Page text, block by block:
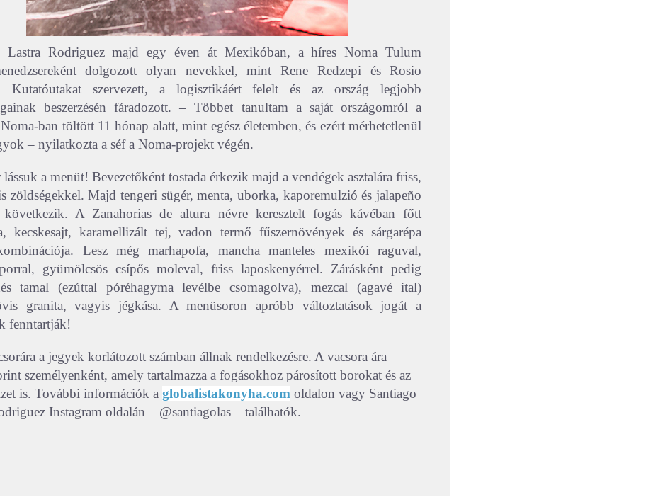
Lastra Rodriguez majd egy éven át Mexikóban, a híres Noma Tulum
dolgozott olyan nevekkel, mint Rene Redzepi és Rosio
Kutatóutakat szervezett, a logisztikáért felelt és az ország legjobb
beszerzésén fáradozott. – Többet tanultam a saját országomról a
ban töltött 11 hónap alatt, mint egész életemben, és ezért mérhetetlenül
– nyilatkozta a séf a Noma-projekt végén.
a menüt! Bevezetőként tostada érkezik majd a vendégek asztalára friss,
zöldségekkel. Majd tengeri sügér, menta, uborka, kaporemulzió és jalapeño
következik. A Zanahorias de altura névre keresztelt fogás kávéban főtt
kecskesajt, karamellizált tej, vadon termő fűszernövények és sárgarépa
Lesz még marhapofa, mancha manteles mexikói raguval,
gyümölcsös csípős moleval, friss laposkenyérrel. Zárásként pedig
tamal (ezúttal póréhagyma levélbe csomagolva), mezcal (agavé ital)
granita, vagyis jégkása. A menüsoron apróbb változtatások jogát a
fenntartják!
a jegyek korlátozott számban állnak rendelkezésre. A vacsora ára
személyenként, amely tartalmazza a fogásokhoz párosított borokat és az
is. További információk a globalistakonyha.com oldalon vagy Santiago
Instagram oldalán – @santiagolas – találhatók.